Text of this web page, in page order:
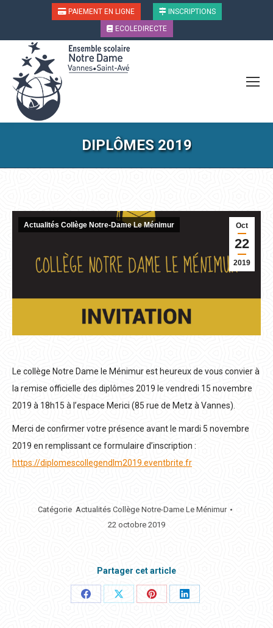
PAIEMENT EN LIGNE
INSCRIPTIONS
ECOLEDIRECTE
DIPLÔMES 2019
Oct
22
2019
Actualités Collège Notre-Dame Le Ménimur
Le collège Notre Dame le Ménimur est heureux de vous convier à
la remise officielle des diplômes 2019 le vendredi 15 novembre
2019 à 18h15 à l’espace Merici (85 rue de Metz à Vannes).
Merci de confirmer votre présence avant le mardi 5 novembre
2019 en remplissant ce formulaire d’inscription :
https://diplomescollegendlm2019.eventbrite.fr
Catégorie Actualités Collège Notre-Dame Le Ménimur
22 octobre 2019
Partager cet article
PartagerPartagerPartagerPartager